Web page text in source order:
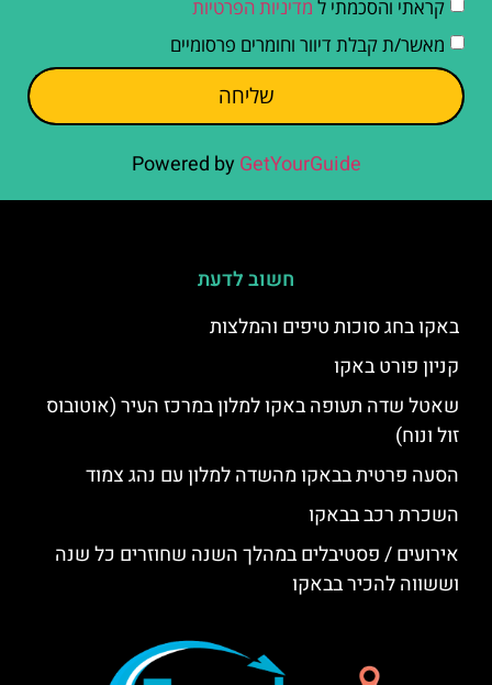
קראתי והסכמתי ל מדיניות הפרטיות
מאשר/ת קבלת דיוור וחומרים פרסומיים
שליחה
Powered by GetYourGuide
חשוב לדעת
באקו בחג סוכות טיפים והמלצות
קניון פורט באקו
שאטל שדה תעופה באקו למלון במרכז העיר (אוטובוס
זול ונוח)
הסעה פרטית בבאקו מהשדה למלון עם נהג צמוד
השכרת רכב בבאקו
אירועים / פסטיבלים במהלך השנה שחוזרים כל שנה
וששווה להכיר בבאקו